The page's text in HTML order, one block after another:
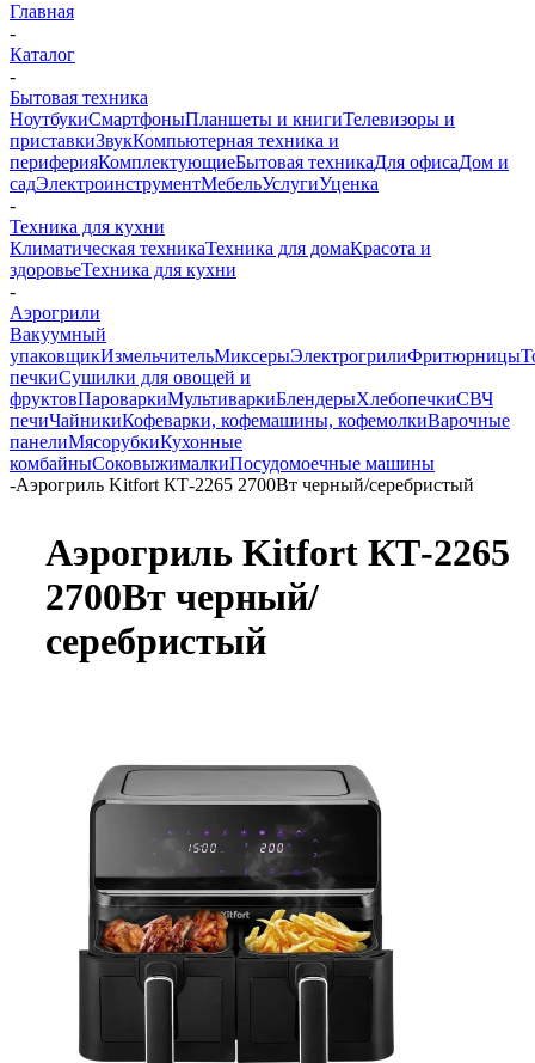
Главная
-
Каталог
-
Бытовая техника
НоутбукиСмартфоныПланшеты и книгиТелевизоры и
приставкиЗвукКомпьютерная техника и
периферияКомплектующиеБытовая техникаДля офисаДом и
садЭлектроинструментМебельУслугиУценка
-
Техника для кухни
Климатическая техникаТехника для домаКрасота и
здоровьеТехника для кухни
-
Аэрогрили
Вакуумный
упаковщикИзмельчительМиксерыЭлектрогрилиФритюрницы
печкиСушилки для овощей и
фруктовПароваркиМультиваркиБлендерыХлебопечкиСВЧ
печиЧайникиКофеварки, кофемашины, кофемолкиВарочные
панелиМясорубкиКухонные
комбайныСоковыжималкиПосудомоечные машины
-Аэрогриль Kitfort КТ-2265 2700Вт черный/серебристый
Аэрогриль Kitfort КТ-2265
2700Вт черный/
серебристый